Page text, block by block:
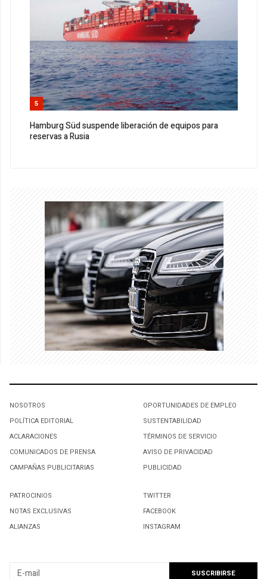
5
Hamburg Süd suspende liberación de equipos para
reservas a Rusia
NOSOTROS
POLÍTICA EDITORIAL
ACLARACIONES
COMUNICADOS DE PRENSA
CAMPAÑAS PUBLICITARIAS
OPORTUNIDADES DE EMPLEO
SUSTENTABILIDAD
TÉRMINOS DE SERVICIO
AVISO DE PRIVACIDAD
PUBLICIDAD
PATROCINIOS
NOTAS EXCLUSIVAS
ALIANZAS
TWITTER
FACEBOOK
INSTAGRAM